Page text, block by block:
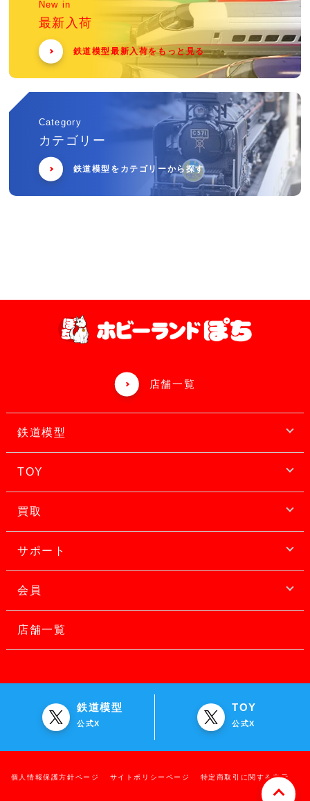
New in
最新入荷
鉄道模型最新入荷をもっと見る
Category
カテゴリー
鉄道模型をカテゴリーから探す
店舗一覧
鉄道模型
TOY
買取
サポート
会員
店舗一覧
鉄道模型
公式X
TOY
公式X
個人情報保護方針ページ サイトポリシーページ 特定商取引に関する表示